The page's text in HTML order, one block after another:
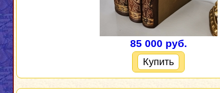
85 000 руб.
Купить